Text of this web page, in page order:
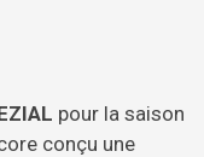
pour la saison
conçu une